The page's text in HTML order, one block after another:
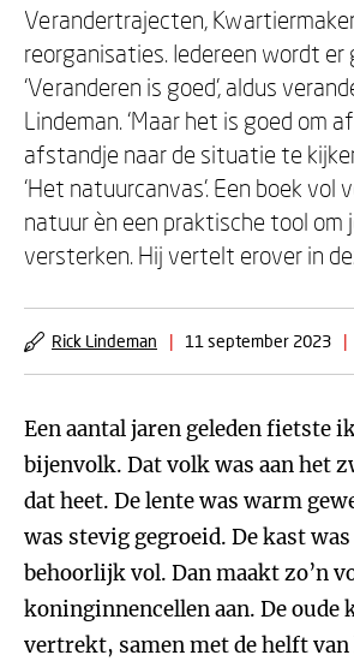
Verandertrajecten,
reorganisaties. Iedereen wordt er
‘Veranderen is goed’, aldus
Lindeman. ‘Maar het is goed om
afstandje naar de situatie te
‘Het natuurcanvas’. Een boek vol
natuur èn een praktische tool om
versterken. Hij vertelt erover in
Rick Lindeman | 11 september 2023 |
Een aantal jaren geleden fietste
bijenvolk. Dat volk was aan het
dat heet. De lente was warm
was stevig gegroeid. De kast
behoorlijk vol. Dan maakt zo’n
koninginnencellen aan. De oude
vertrekt, samen met de helft